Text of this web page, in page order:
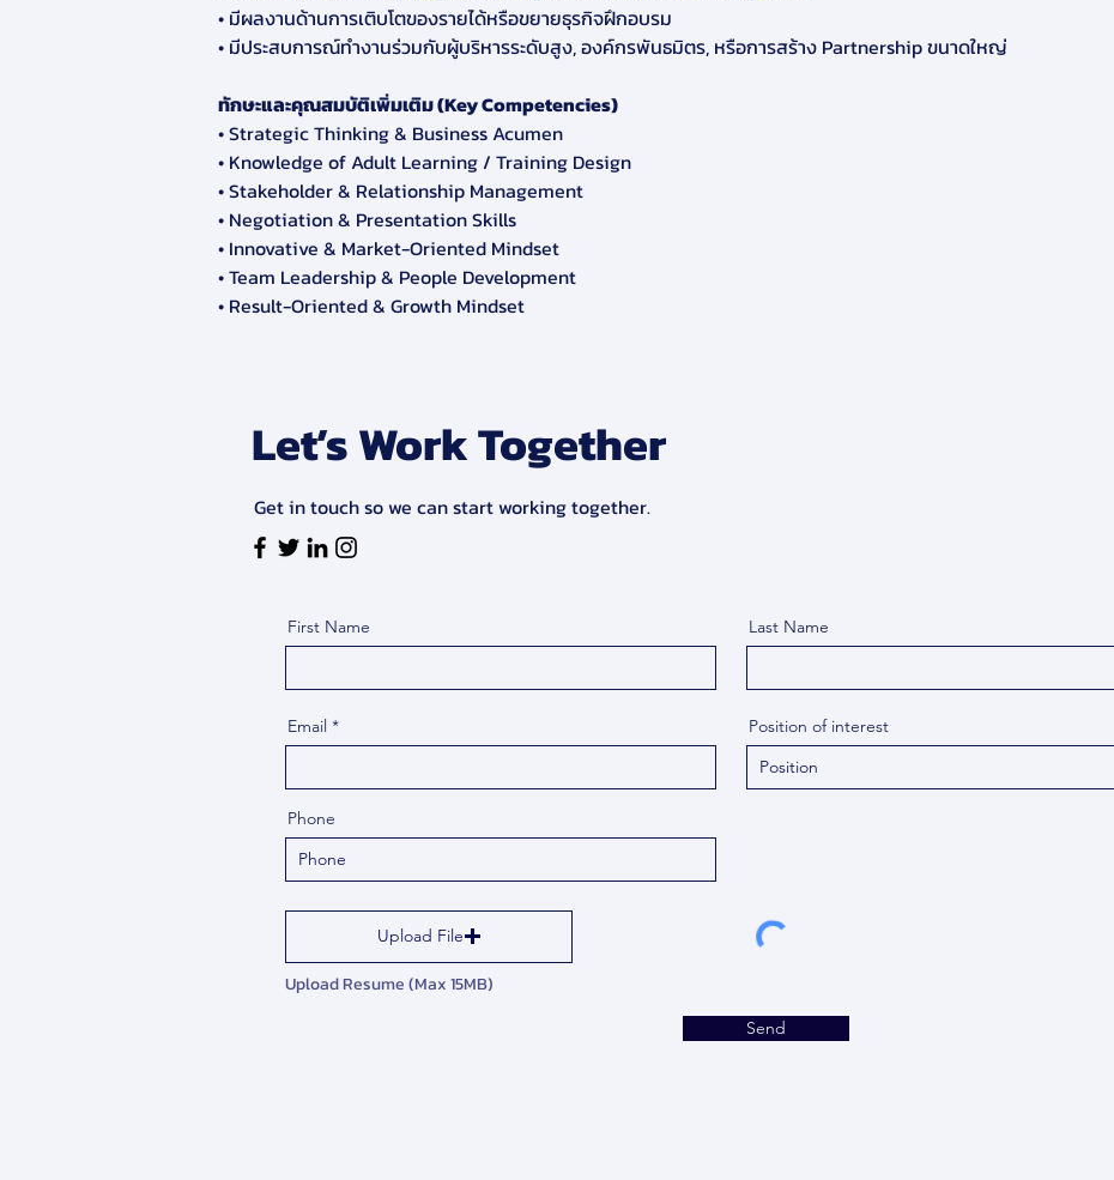
• มีผลงานด้านการเติบโตของรายได้หรือขยายธุรกิจฝึกอบรม
• มีประสบการณ์ทํางานร่วมกับผู้บริหารระดับสูง, องค์กรพันธมิตร, หรือการสร้าง Partnership ขนาดใหญ่
ทักษะและคุณสมบัติเพิ่มเติม (Key Competencies)
• Strategic Thinking & Business Acumen
• Knowledge of Adult Learning / Training Design
• Stakeholder & Relationship Management
• Negotiation & Presentation Skills
• Innovative & Market-Oriented Mindset
• Team Leadership & People Development
• Result-Oriented & Growth Mindset
Let’s Work Together
Get in touch so we can start working together.
First Name Last Name
Email Position of interest
Phone
Upload File
Upload Resume (Max 15MB)
Send